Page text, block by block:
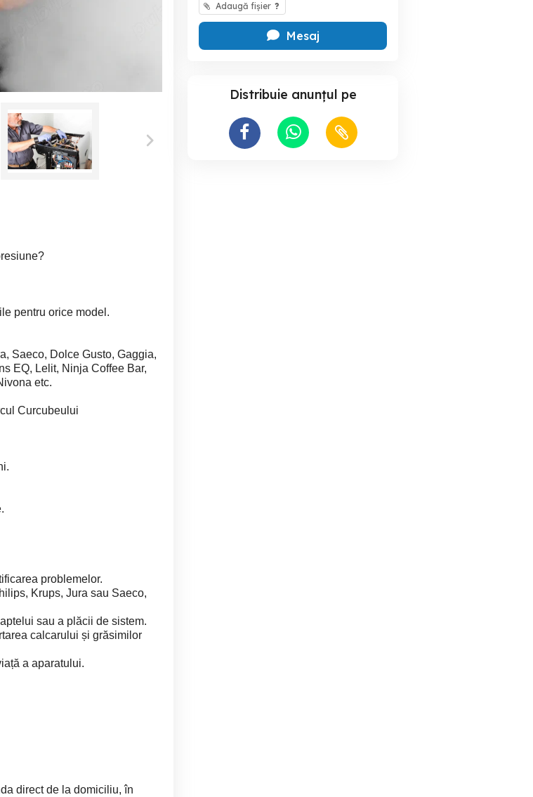
pentru orice model.
Saeco, Dolce Gusto, Gaggia,
EQ, Lelit, Ninja Coffee Bar,
etc.
Curcubeului
problemelor.
Krups, Jura sau Saeco,
sau a plăcii de sistem.
calcarului și grăsimilor
a aparatului.
direct de la domiciliu, în
Adaugă fișier ?
Mesaj
Distribuie anunțul pe